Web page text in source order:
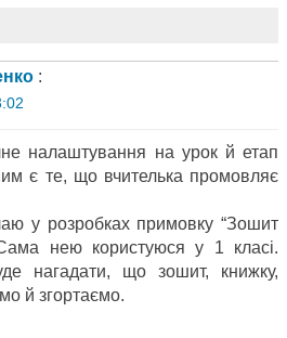
:
налаштування на урок й етап
є те, що вчителька промовляє
у розробках примовку “Зошит
нею користуюся у 1 класі.
нагадати, що зошит, книжку,
й згортаємо.